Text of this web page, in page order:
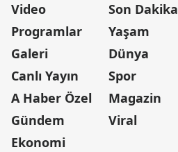
Video
Programlar
Galeri
Canlı Yayın
A Haber Özel
Gündem
Ekonomi
Son Dakika
Yaşam
Dünya
Spor
Magazin
Viral